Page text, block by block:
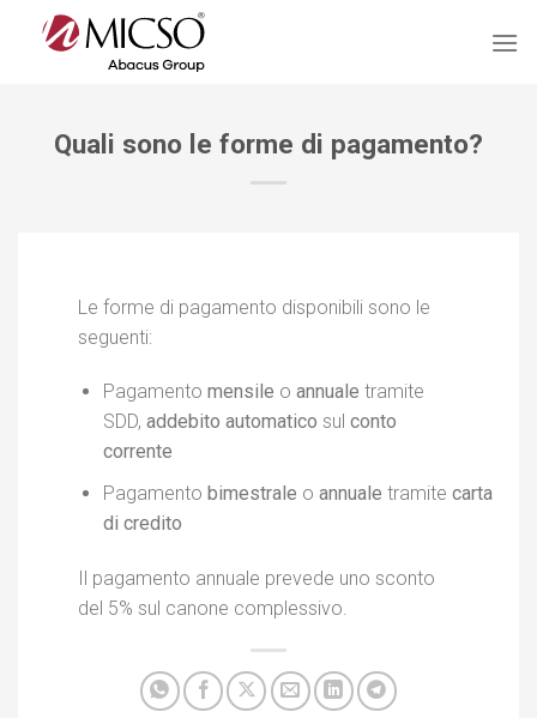
Quali sono le forme di pagamento?
Le forme di pagamento disponibili sono le
seguenti:
Pagamento mensile o annuale tramite
SDD, addebito automatico sul conto
corrente
Pagamento bimestrale o annuale tramite carta
di credito
Il pagamento annuale prevede uno sconto
del 5% sul canone complessivo.